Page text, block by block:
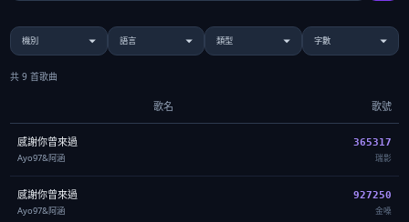
共 9 首歌曲
歌名 歌號
感謝你曾來過
Ayo97&阿涵
365317
瑞影
感謝你曾來過
Ayo97&阿涵
927250
金嗓